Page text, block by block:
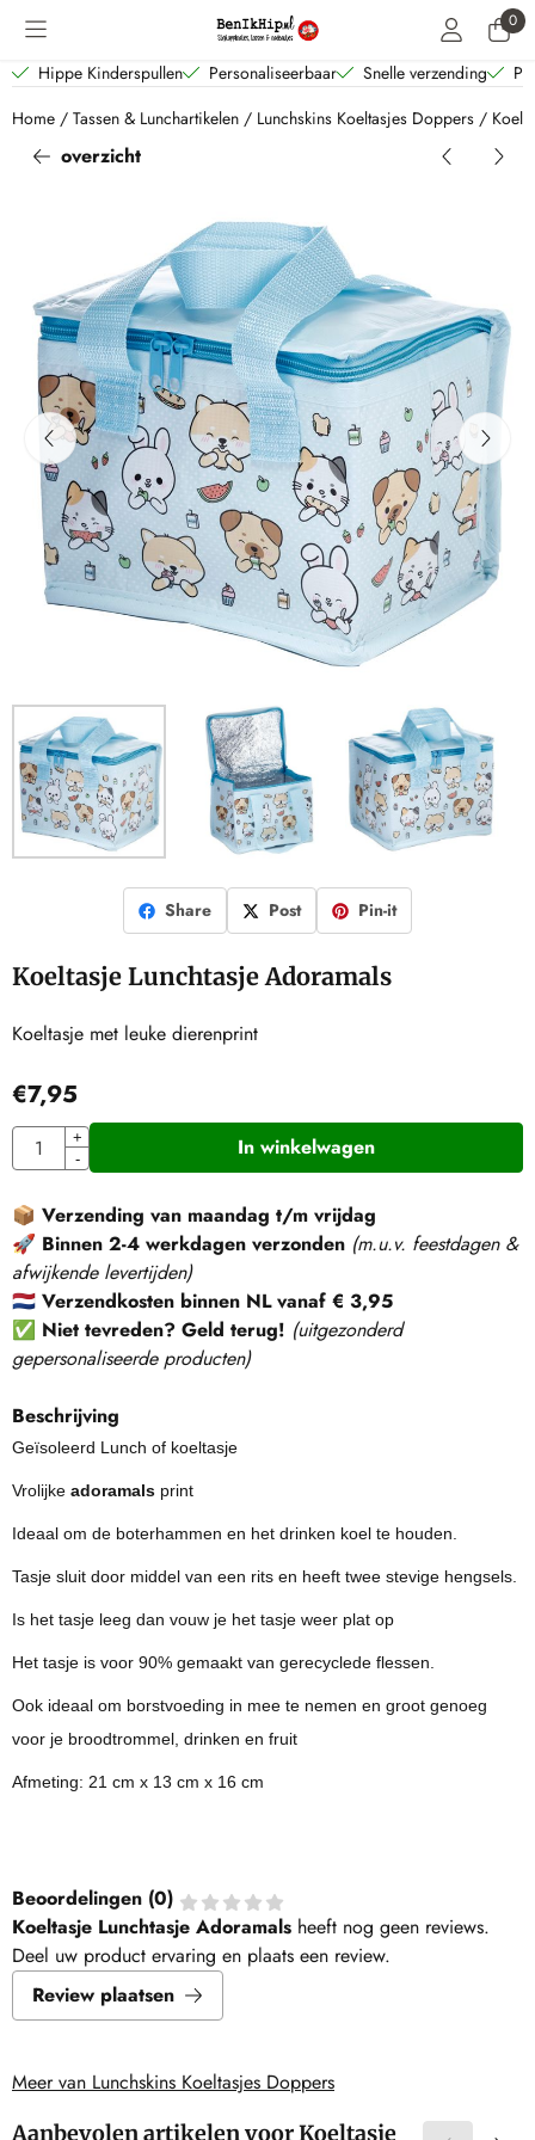
Cookievoorkeuren zijn beschikbaar. Kies instellingen of sta alle 0
Hippe Kinderspullen Personaliseerbaar Snelle verzending
Home / Tassen & Lunchartikelen / Lunchskins Koeltasjes Doppers /
overzicht
Share Post Pin-it
Koeltasje Lunchtasje Adoramals
Koeltasje met leuke dierenprint
€7,95
Aantal
+
-
In winkelwagen
📦 Verzending van maandag t/m vrijdag
🚀 Binnen 2-4 werkdagen verzonden (m.u.v. feestdagen &
afwijkende levertijden)
🇳🇱 Verzendkosten binnen NL vanaf € 3,95
✅ Niet tevreden? Geld terug! (uitgezonderd
gepersonaliseerde producten)
Beschrijving
Geïsoleerd Lunch of koeltasje
Vrolijke adoramals print
Ideaal om de boterhammen en het drinken koel te houden.
Tasje sluit door middel van een rits en heeft twee stevige hengsels.
Is het tasje leeg dan vouw je het tasje weer plat op
Het tasje is voor 90% gemaakt van gerecyclede flessen.
Ook ideaal om borstvoeding in mee te nemen en groot genoeg
voor je broodtrommel, drinken en fruit
Afmeting: 21 cm x 13 cm x 16 cm
Beoordelingen (0)
Koeltasje Lunchtasje Adoramals heeft nog geen reviews.
Deel uw product ervaring en plaats een review.
Review plaatsen
Meer van Lunchskins Koeltasjes Doppers
Aanbevolen artikelen voorKoeltasje